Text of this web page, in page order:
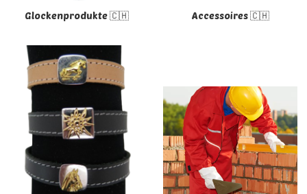
Glockenprodukte 🇨🇭 Accessoires 🇨🇭